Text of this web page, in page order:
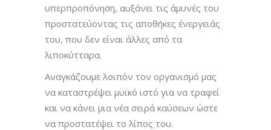
υπερπροπόνηση, αυξάνει τις άμυνές του
προστατεύοντας τις αποθήκες ένεργειάς
του, που δεν είναι άλλες από τα
λιποκύτταρα.
Αναγκάζουμε λοιπόν τον οργανισμό μας
να καταστρέψει μυϊκό ιστό για να τραφεί
και να κάνει μια νέα σειρά καύσεων ώστε
να προστατέψει το λίπος του.